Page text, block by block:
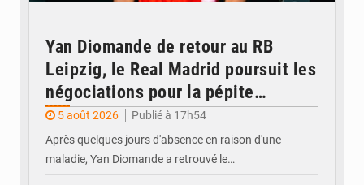
Yan Diomande de retour au RB
Leipzig, le Real Madrid poursuit les
négociations pour la pépite
ivoirienne
5 août 2026
Publié à 17h54
Après quelques jours d'absence en raison d'une
maladie, Yan Diomande a retrouvé le…